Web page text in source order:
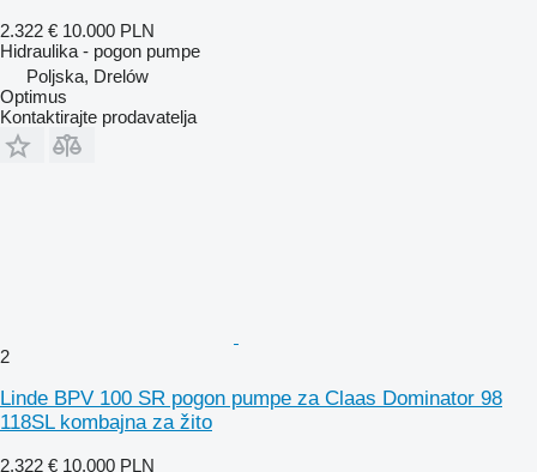
2.322 € 10.000 PLN
Hidraulika - pogon pumpe
Poljska, Drelów
Optimus
Kontaktirajte prodavatelja
2
Linde BPV 100 SR pogon pumpe za Claas Dominator 98
118SL kombajna za žito
2.322 € 10.000 PLN